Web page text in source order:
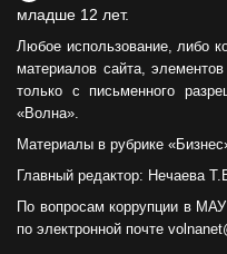
младше 12 лет.
Любое использование, либо
материалов сайта,
только с письменного
«Волна».
Материалы в рубрике
Главный редактор: Нечаева
По вопросам коррупции в
по электронной почте